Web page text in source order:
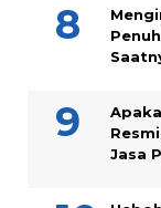
Jasa